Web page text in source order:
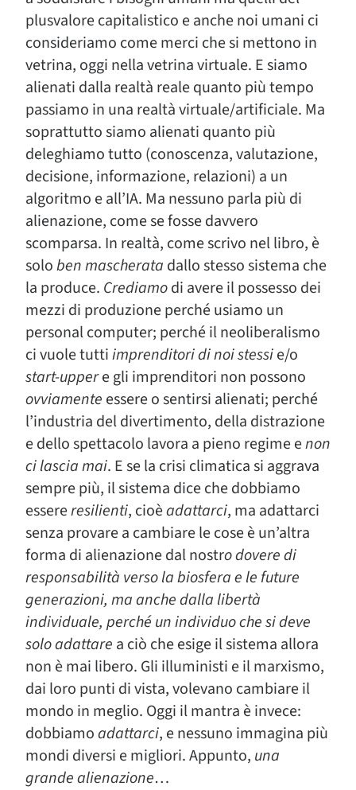
plusvalore capitalistico e anche noi umani ci
consideriamo come merci che si mettono in
vetrina, oggi nella vetrina virtuale. E siamo
alienati dalla realtà reale quanto più tempo
passiamo in una realtà virtuale/artificiale. Ma
soprattutto siamo alienati quanto più
deleghiamo tutto (conoscenza, valutazione,
decisione, informazione, relazioni) a un
algoritmo e all’IA. Ma nessuno parla più di
alienazione, come se fosse davvero
scomparsa. In realtà, come scrivo nel libro, è
soloben mascherata dallo stesso sistema che
la produce. Crediamodi avere il possesso dei
mezzi di produzione perché usiamo un
personal computer; perché il neoliberalismo
ci vuole tuttiimprenditori di noi stessie/o
start-uppere gli imprenditori non possono
ovviamente essere o sentirsi alienati; perché
l’industria del divertimento, della distrazione
e dello spettacolo lavora a pieno regime enon
ci lascia mai. E se la crisi climatica si aggrava
sempre più, il sistema dice che dobbiamo
essereresilienti, cioèadattarci, ma adattarci
senza provare a cambiare le cose è un’altra
forma di alienazione dal nostro dovere di
responsabilità verso la biosfera e le future
generazioni, ma anche dalla libertà
individuale, perché un individuo che si deve
solo adattare a ciò che esige il sistema allora
non è mai libero. Gli illuministi e il marxismo,
dai loro punti di vista, volevano cambiare il
mondo in meglio. Oggi il mantra è invece:
dobbiamoadattarci, e nessuno immagina più
mondi diversi e migliori. Appunto, una
grande alienazione…